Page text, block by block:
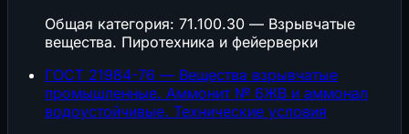
Общая категория: 71.100.30 — Взрывчатые
вещества. Пиротехника и фейерверки
ГОСТ 21984-76 — Вещества взрывчатые
промышленные. Аммонит № 6ЖВ и аммонал
водоустойчивые. Технические условия